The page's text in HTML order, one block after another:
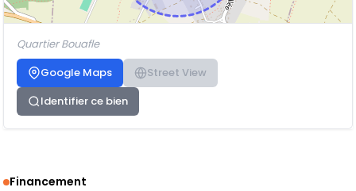
Quartier Bouafle
Google Maps
Street View
Identifier ce bien
Financement